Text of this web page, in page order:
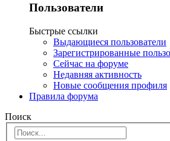
Пользователи
Быстрые ссылки
Выдающиеся пользователи
Зарегистрированные
Сейчас на форуме
Недавняя активность
Новые сообщения профиля
Правила форума
Поиск